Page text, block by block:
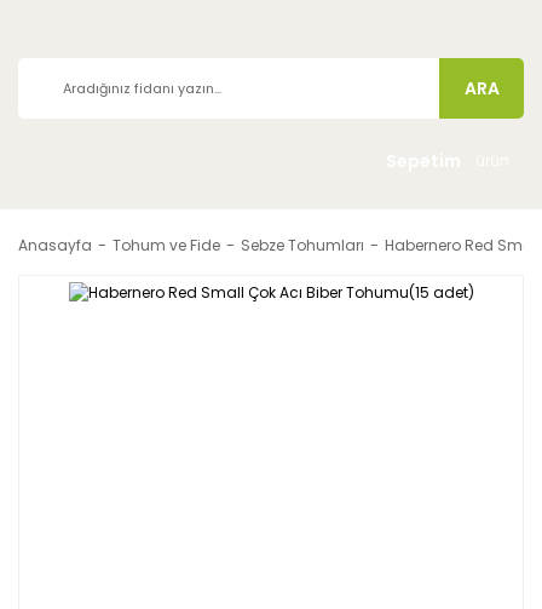
ARA
Anasayfa Tohum ve Fide Sebze Tohumları Habernero Red